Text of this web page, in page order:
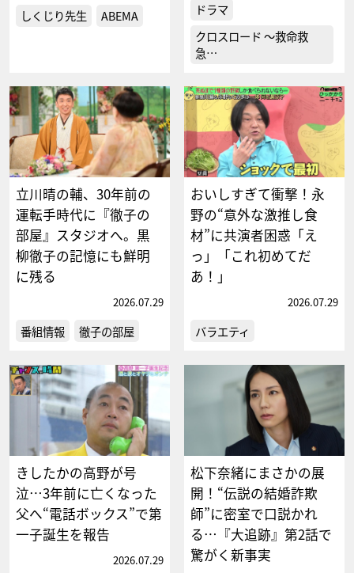
しくじり先生
ABEMA
ドラマ
クロスロード ～救命救
急…
立川晴の輔、30年前の
運転手時代に『徹子の
部屋』スタジオへ。黒
柳徹子の記憶にも鮮明
に残る
2026.07.29
番組情報 徹子の部屋
おいしすぎて衝撃！永
野の“意外な激推し食
材”に共演者困惑「え
っ」「これ初めてだ
あ！」
2026.07.29
バラエティ
きしたかの高野が号
泣…3年前に亡くなった
父へ“電話ボックス”で第
一子誕生を報告
2026.07.29
松下奈緒にまさかの展
開！“伝説の結婚詐欺
師”に密室で口説かれ
る…『大追跡』第2話で
驚がく新事実